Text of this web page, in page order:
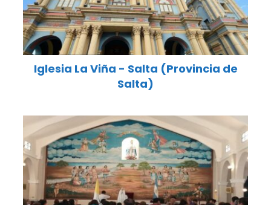
Iglesia La Viña - Salta (Provincia de
Salta)